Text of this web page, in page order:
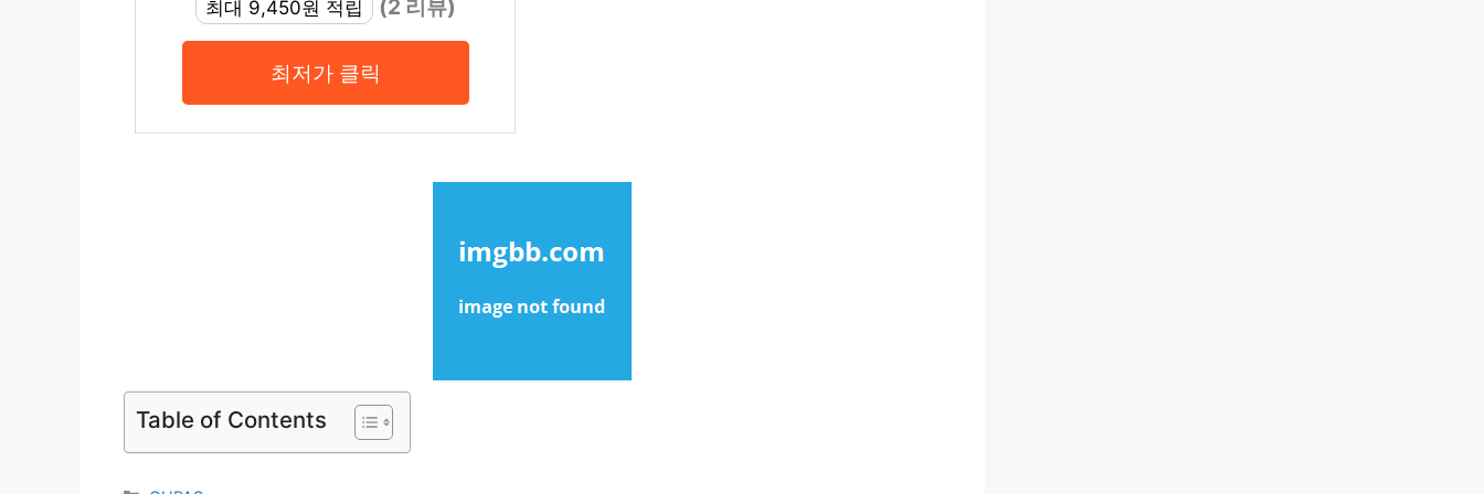
최대 9,450원 적립
(2 리뷰)
최저가 클릭
Table of Contents